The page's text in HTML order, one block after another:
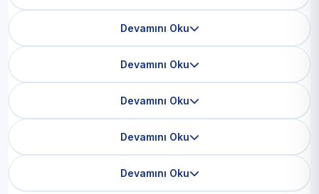
Devamını Oku
Devamını Oku
Devamını Oku
Devamını Oku
Devamını Oku